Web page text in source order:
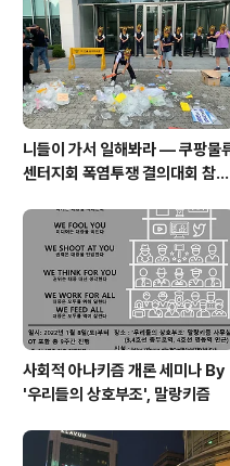
진성 좌파라는 사실은 차치하더라도,
사라진 서울대학교 법과대학의 학생
까지 해온 행동 역시 기묘하기 그지없어
니들이 가서 일해봐라 — 쿠팡물
센터지회 폭염투쟁 결의대회 참가
사회적 아나키즘 개론 세미나 By
'우리들의 상호부조', 말랑키즘